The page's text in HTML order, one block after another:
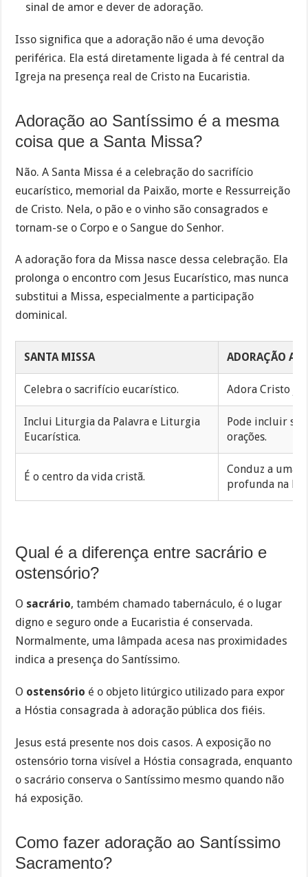
sinal de amor e dever de adoração.
Isso significa que a adoração não é uma devoção
periférica. Ela está diretamente ligada à fé central da
Igreja na presença real de Cristo na Eucaristia.
Adoração ao Santíssimo é a mesma
coisa que a Santa Missa?
Não. A Santa Missa é a celebração do sacrifício
eucarístico, memorial da Paixão, morte e Ressurreição
de Cristo. Nela, o pão e o vinho são consagrados e
tornam-se o Corpo e o Sangue do Senhor.
A adoração fora da Missa nasce dessa celebração. Ela
prolonga o encontro com Jesus Eucarístico, mas nunca
substitui a Missa, especialmente a participação
dominical.
SANTA MISSA ADORAÇÃO
Celebra o sacrifício eucarístico. Adora Cristo já
Inclui Liturgia da Palavra e Liturgia
Eucarística.
Pode incluir
orações.
É o centro da vida cristã.
Conduz a uma
profunda na
Qual é a diferença entre sacrário e
ostensório?
O sacrário, também chamado tabernáculo, é o lugar
digno e seguro onde a Eucaristia é conservada.
Normalmente, uma lâmpada acesa nas proximidades
indica a presença do Santíssimo.
O ostensório é o objeto litúrgico utilizado para expor
a Hóstia consagrada à adoração pública dos fiéis.
Jesus está presente nos dois casos. A exposição no
ostensório torna visível a Hóstia consagrada, enquanto
o sacrário conserva o Santíssimo mesmo quando não
há exposição.
Como fazer adoração ao Santíssimo
Sacramento?